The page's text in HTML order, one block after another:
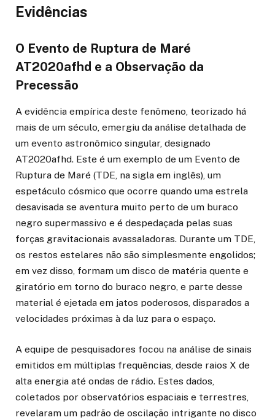
Evidências
O Evento de Ruptura de Maré
AT2020afhd e a Observação da
Precessão
A evidência empírica deste fenômeno, teorizado há
mais de um século, emergiu da análise detalhada de
um evento astronômico singular, designado
AT2020afhd. Este é um exemplo de um Evento de
Ruptura de Maré (TDE, na sigla em inglês), um
espetáculo cósmico que ocorre quando uma estrela
desavisada se aventura muito perto de um buraco
negro supermassivo e é despedaçada pelas suas
forças gravitacionais avassaladoras. Durante um TDE,
os restos estelares não são simplesmente engolidos;
em vez disso, formam um disco de matéria quente e
giratório em torno do buraco negro, e parte desse
material é ejetada em jatos poderosos, disparados a
velocidades próximas à da luz para o espaço.
A equipe de pesquisadores focou na análise de sinais
emitidos em múltiplas frequências, desde raios X de
alta energia até ondas de rádio. Estes dados,
coletados por observatórios espaciais e terrestres,
revelaram um padrão de oscilação intrigante no disco